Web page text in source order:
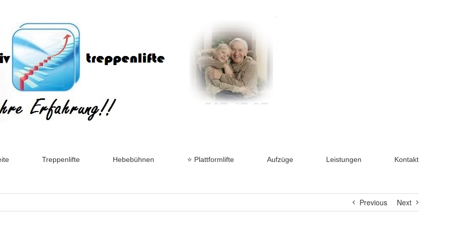
Treppenlifte Hebebühnen ⭐ Plattformlifte Aufzüge Leistungen Kontakt
Previous Next